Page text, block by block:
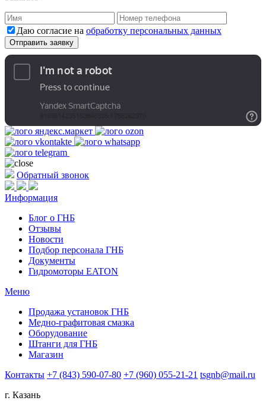
Даю согласие на обработку персональных данных
Обратный звонок
Информация
Блог о ГНБ
Отзывы
Новости
Подбор персонала ГНБ
Документы
Гидромоторы EATON
Меню
Продажа установок ГНБ
Медно-графитовая смазка
Оборудование
Штанги для ГНБ
Магазин
Контакты +7 (843) 590-07-80 +7 (960) 055-21-21 tsgnb@mail.ru
г. Казань